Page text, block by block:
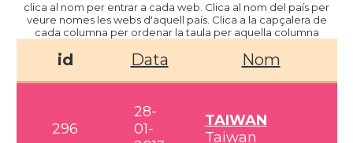
clica al nom per entrar a cada web. Clica al nom del país per
veure nomes les webs d'aquell país. Clica a la capçalera de
cada columna per ordenar la taula per aquella columna
id Data Nom
296
28-
01-
TAIWAN
Taiwan